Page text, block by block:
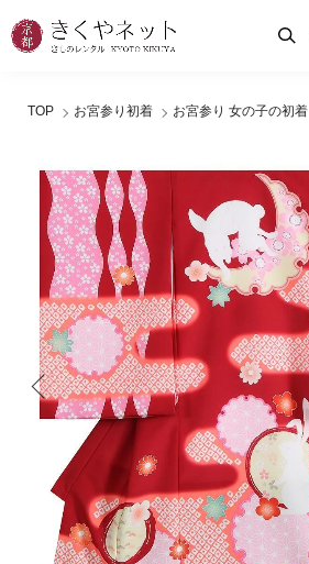
TOP お宮参り初着 お宮参り 女の子の初着